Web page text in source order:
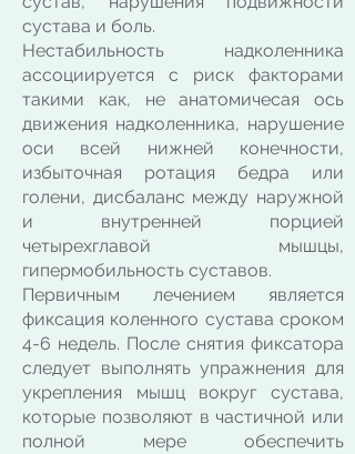
сустава и боль.
Нестабильность надколенника
ассоциируется с риск факторами
такими как, не анатомичесая ось
движения надколенника, нарушение
оси всей нижней конечности,
избыточная ротация бедра или
голени, дисбаланс между наружной
и внутренней порцией
четырехглавой мышцы,
гипермобильность суставов.
Первичным лечением является
фиксация коленного сустава сроком
4-6 недель. После снятия фиксатора
следует выполнять упражнения для
укрепления мышц вокруг сустава,
которые позволяют в частичной или
полной мере обеспечить